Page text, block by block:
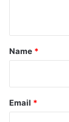
*
Name *
Email *